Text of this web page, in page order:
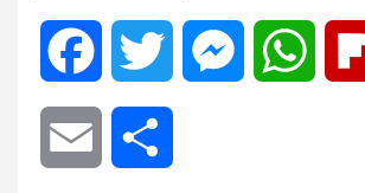
Facebook Twitter Messenger
Email